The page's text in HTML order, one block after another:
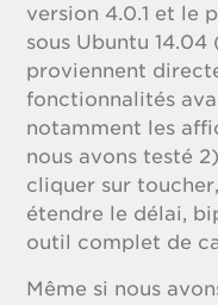
version 4.0.1 et le
sous Ubuntu
proviennent
fonctionnalités
notamment les
nous avons testé
cliquer sur
étendre le délai,
outil complet de
Même si nous